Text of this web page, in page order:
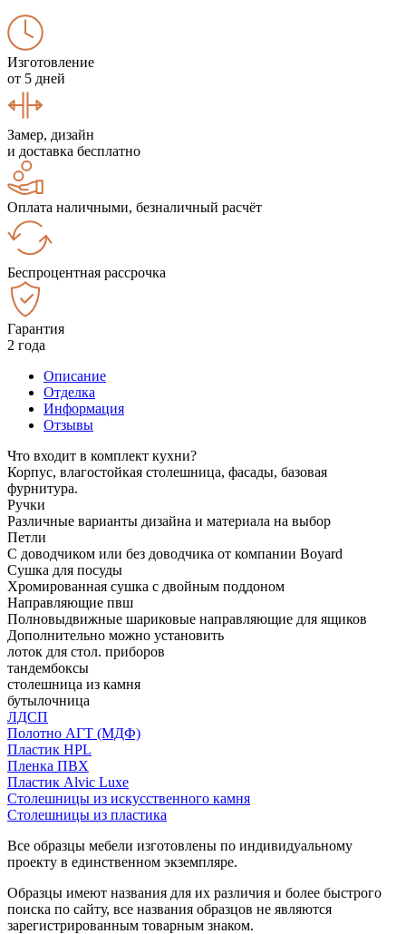
Изготовление
от 5 дней
Замер, дизайн
и доставка бесплатно
Оплата наличными, безналичный расчёт
Беспроцентная рассрочка
Гарантия
2 года
Описание
Отделка
Информация
Отзывы
Что входит в комплект кухни?
Корпус, влагостойкая столешница, фасады, базовая
фурнитура.
Ручки
Различные варианты дизайна и материала на выбор
Петли
С доводчиком или без доводчика от компании Boyard
Сушка для посуды
Хромированная сушка с двойным поддоном
Направляющие пвш
Полновыдвижные шариковые направляющие для ящиков
Дополнительно можно установить
лоток для стол. приборов
тандембоксы
столешница из камня
бутылочница
ЛДСП
Полотно АГТ (МДФ)
Пластик HPL
Пленка ПВХ
Пластик Alvic Luxe
Столешницы из искусственного камня
Столешницы из пластика
Все образцы мебели изготовлены по индивидуальному
проекту в единственном экземпляре.
Образцы имеют названия для их различия и более быстрого
поиска по сайту, все названия образцов не являются
зарегистрированным товарным знаком.